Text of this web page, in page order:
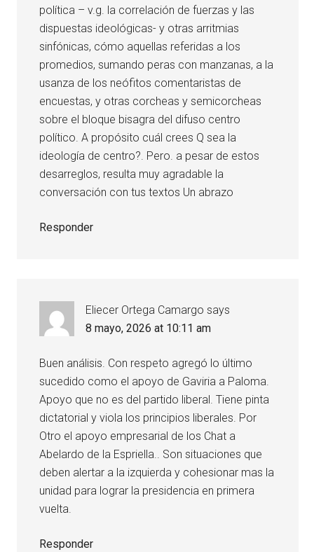
política – v.g. la correlación de fuerzas y las
dispuestas ideológicas- y otras arritmias
sinfónicas, cómo aquellas referidas a los
promedios, sumando peras con manzanas, a la
usanza de los neófitos comentaristas de
encuestas, y otras corcheas y semicorcheas
sobre el bloque bisagra del difuso centro
político. A propósito cuál crees Q sea la
ideología de centro?. Pero. a pesar de estos
desarreglos, resulta muy agradable la
conversación con tus textos Un abrazo
Responder
Eliecer Ortega Camargo says
8 mayo, 2026 at 10:11 am
Buen análisis. Con respeto agregó lo último
sucedido como el apoyo de Gaviria a Paloma.
Apoyo que no es del partido liberal. Tiene pinta
dictatorial y viola los principios liberales. Por
Otro el apoyo empresarial de los Chat a
Abelardo de la Espriella.. Son situaciones que
deben alertar a la izquierda y cohesionar mas la
unidad para lograr la presidencia en primera
vuelta.
Responder